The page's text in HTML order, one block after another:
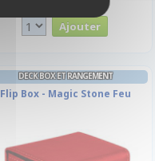
DECK BOX ET RANGEMENT
Flip Box - Magic Stone Feu